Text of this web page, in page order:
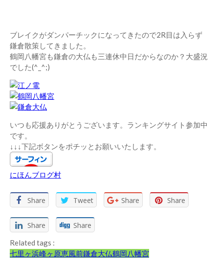
ブレイクがダンパーチックになってきたので2R目は入らず
鎌倉散策してきました。
鶴岡八幡宮も鎌倉の大仏も三連休中日だからなのか？大盛況
でした(^_^;)
いつも応援ありがとうございます。ランキングサイト参加中
です。
↓↓↓下記ボタンをポチッとお願いいたします。
にほんブログ村
Share Tweet Share Share
Share Share
Related tags :
七里ヶ浜峰ヶ原恵風前鎌倉大仏鶴岡八幡宮